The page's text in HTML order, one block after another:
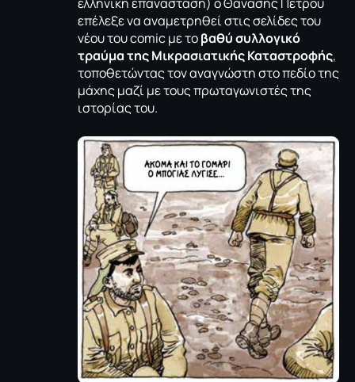
επέλεξε να αναμετρηθεί στις σελίδες του
νέου του comic με τοβαθύ συλλογικό
τραύμα της Μικρασιατικής Καταστροφής,
τοποθετώντας τον αναγνώστη στο πεδίο της
μάχης μαζί με τους πρωταγωνιστές της
ιστορίας του.